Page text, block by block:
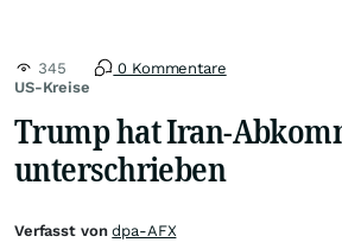
US-Kreise
345 0 Kommentare
Trump hat Iran-
unterschrieben
Verfasst vondpa-AFX